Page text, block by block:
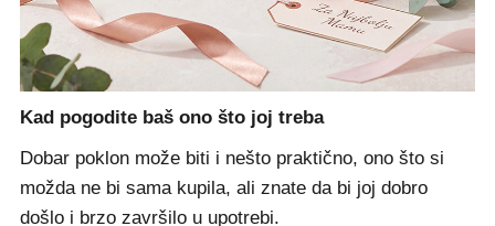
Kad pogodite baš ono što joj treba
Dobar poklon može biti i nešto praktično, ono što si
možda ne bi sama kupila, ali znate da bi joj dobro
došlo i brzo završilo u upotrebi.